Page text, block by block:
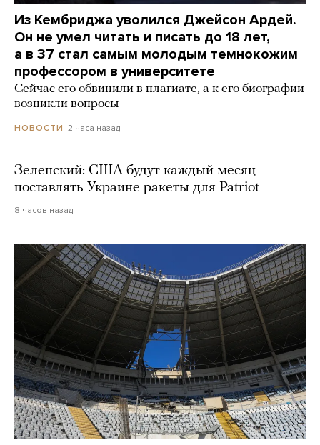
Из Кембриджа уволился Джейсон Ардей.
Он не умел читать и писать до 18 лет,
а в 37 стал самым молодым темнокожим
профессором в университете
Сейчас его обвинили в плагиате, а к его биографии
возникли вопросы
НОВОСТИ 2 часа назад
Зеленский: США будут каждый месяц
поставлять Украине ракеты для Patriot
8 часов назад